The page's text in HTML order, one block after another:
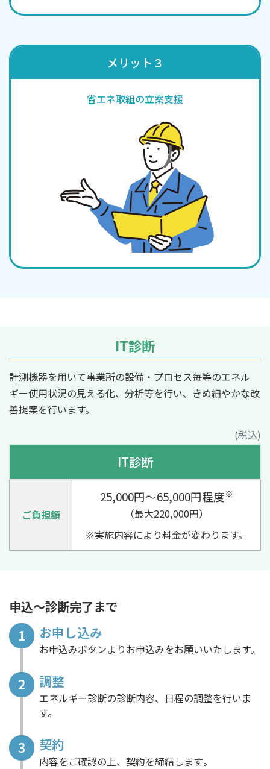
メリット３
省エネ取組の立案支援
IT診断
計測機器を用いて事業所の設備・プロセス毎等のエネル
ギー使用状況の見える化、分析等を行い、きめ細やかな改
善提案を行います。
(税込)
IT診断
ご負担額
25,000円～65,000円程度※
（最大220,000円）
※実施内容により料金が変わります。
申込～診断完了まで
1
お申し込み
お申込みボタンよりお申込みをお願いいたします。
2 調整
エネルギー診断の診断内容、日程の調整を行いま
す。
3 契約
内容をご確認の上、契約を締結します​。